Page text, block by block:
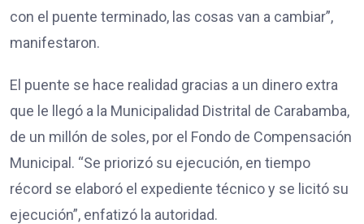
con el puente terminado, las cosas van a cambiar”,
manifestaron.
El puente se hace realidad gracias a un dinero extra
que le llegó a la Municipalidad Distrital de Carabamba,
de un millón de soles, por el Fondo de Compensación
Municipal. “Se priorizó su ejecución, en tiempo
récord se elaboró el expediente técnico y se licitó su
ejecución”, enfatizó la autoridad.